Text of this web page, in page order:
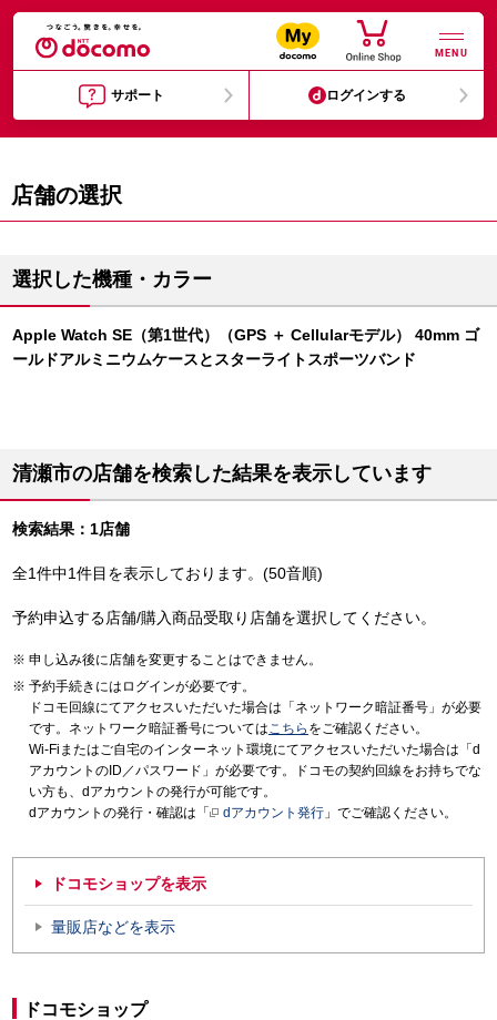
MENU
サポート ログインする
店舗の選択
選択した機種・カラー
Apple Watch SE（第1世代）（GPS ＋ Cellularモデル） 40mm ゴ
ールドアルミニウムケースとスターライトスポーツバンド
清瀬市の店舗を検索した結果を表示しています
検索結果：1店舗
全1件中1件目を表示しております。(50音順)
予約申込する店舗/購入商品受取り店舗を選択してください。
申し込み後に店舗を変更することはできません。
予約手続きにはログインが必要です。
ドコモ回線にてアクセスいただいた場合は「ネットワーク暗証番号」が必要
です。ネットワーク暗証番号についてはこちら をご確認ください。
Wi-Fiまたはご自宅のインターネット環境にてアクセスいただいた場合は「d
アカウントのID／パスワード」が必要です。ドコモの契約回線をお持ちでな
い方も、dアカウントの発行が可能です。
dアカウントの発行・確認は「
dアカウント発行 」でご確認ください。
ドコモショップを表示
量販店などを表示
ドコモショップ